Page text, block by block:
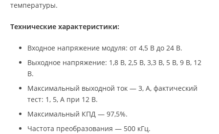
температуры.
Технические характеристики:
Входное напряжение модуля: от 4,5 В до 24 В.
Выходное напряжение: 1,8 В, 2,5 В, 3,3 В, 5 В, 9 В, 12
В.
Максимальный выходной ток — 3, А, фактический
тест: 1, 5, А при 12 В.
Максимальный КПД — 97,5%.
Частота преобразования — 500 кГц.